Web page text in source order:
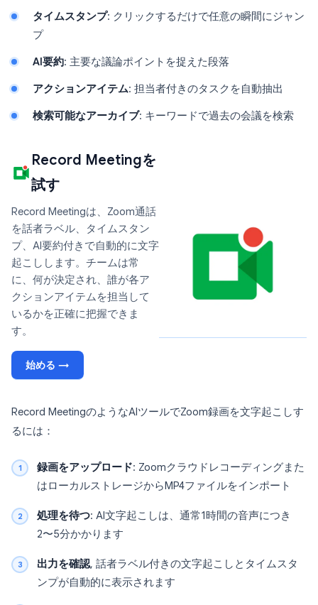
タイムスタンプ: クリックするだけで任意の瞬間にジャン
プ
AI要約: 主要な議論ポイントを捉えた段落
アクションアイテム: 担当者付きのタスクを自動抽出
検索可能なアーカイブ: キーワードで過去の会議を検索
Record Meetingを
試す
Record Meetingは、Zoom通話
を話者ラベル、タイムスタン
プ、AI要約付きで自動的に文字
起こしします。チームは常
に、何が決定され、誰が各ア
クションアイテムを担当して
いるかを正確に把握できま
す。
始める →
Record MeetingのようなAIツールでZoom録画を文字起こしす
るには：
録画をアップロード: Zoomクラウドレコーディングまた
はローカルストレージからMP4ファイルをインポート
処理を待つ: AI文字起こしは、通常1時間の音声につき
2〜5分かかります
出力を確認, 話者ラベル付きの文字起こしとタイムスタ
ンプが自動的に表示されます